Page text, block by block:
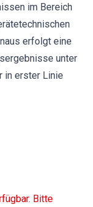
im Bereich
erfolgt eine
unter
in erster Linie
Bitte